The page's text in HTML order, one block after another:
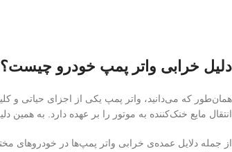
دلیل خرابی واتر پمپ خودرو چیست؟
همان‌طور که می‌دانید، واتر پمپ یکی از اجزای حیاتی و
انتقال مایع خنک‌کننده به موتور را بر عهده دارد. به